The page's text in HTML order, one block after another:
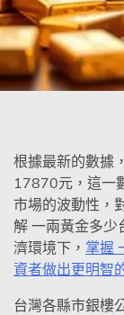
根據最新的數據
17870元，這一
市場的波動性，
解 一兩黃金多少
濟環境下， 掌握
資者做出更明智
台灣各縣市銀樓